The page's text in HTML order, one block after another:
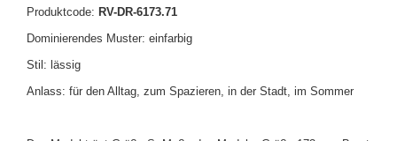
Produktcode: RV-DR-6173.71
Dominierendes Muster: einfarbig
Stil: lässig
Anlass: für den Alltag, zum Spazieren, in der Stadt, im Sommer